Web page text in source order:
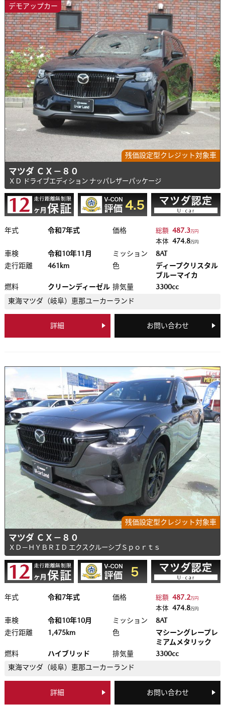
デモアップカー
残価設定型クレジット対象車
マツダ ＣＸ－８０
ＸＤ ドライブエディション ナッパレザーパッケージ
年式 令和7年式 価格 総額 487.3万円
本体 474.8万円
車検 令和10年11月 ミッション
8AT
走行距離
461km 色
ディープクリスタル
ブルーマイカ
燃料
クリーンディーゼル 排気量
3300cc
東海マツダ（岐阜） 恵那ユーカーランド
詳細 お問い合わせ
残価設定型クレジット対象車
マツダ ＣＸ－８０
ＸＤ－ＨＹＢＲＩＤ エクスクルーシブＳｐｏｒｔｓ
年式 令和7年式 価格 総額 487.2万円
本体 474.8万円
車検 令和10年10月 ミッション
8AT
走行距離
1,475km 色
マシーングレープレ
ミアムメタリック
燃料
ハイブリッド 排気量
3300cc
東海マツダ（岐阜） 恵那ユーカーランド
詳細 お問い合わせ